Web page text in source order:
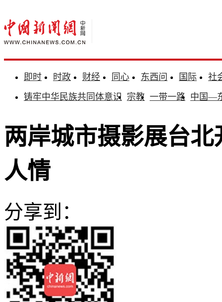
即时 时政 财经 同心 东西问 国际
社
铸牢中华民族共同体意识 宗教 一带一路 中国—
两岸城市摄影展台
人情
分享到：